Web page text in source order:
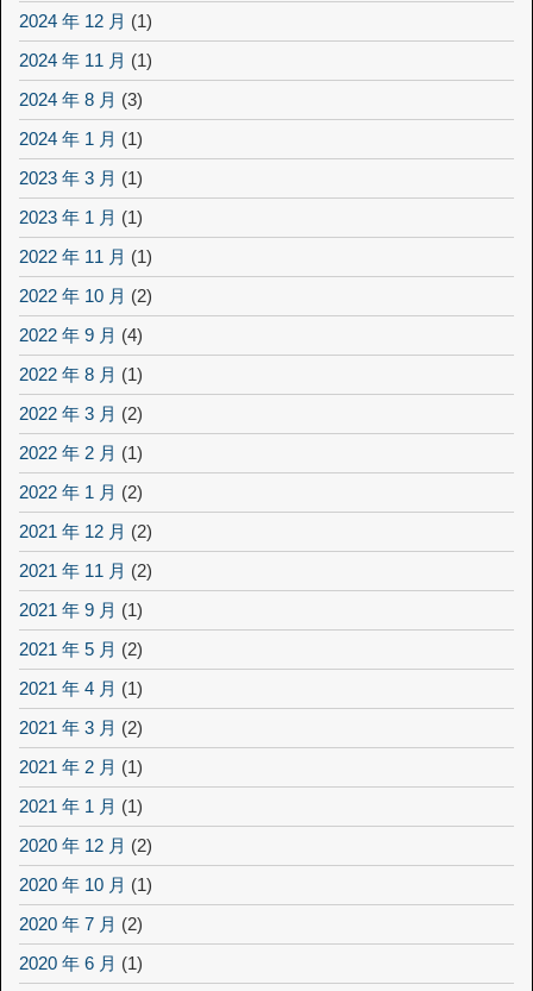
2024 年 12 月 (1)
2024 年 11 月 (1)
2024 年 8 月 (3)
2024 年 1 月 (1)
2023 年 3 月 (1)
2023 年 1 月 (1)
2022 年 11 月 (1)
2022 年 10 月 (2)
2022 年 9 月 (4)
2022 年 8 月 (1)
2022 年 3 月 (2)
2022 年 2 月 (1)
2022 年 1 月 (2)
2021 年 12 月 (2)
2021 年 11 月 (2)
2021 年 9 月 (1)
2021 年 5 月 (2)
2021 年 4 月 (1)
2021 年 3 月 (2)
2021 年 2 月 (1)
2021 年 1 月 (1)
2020 年 12 月 (2)
2020 年 10 月 (1)
2020 年 7 月 (2)
2020 年 6 月 (1)